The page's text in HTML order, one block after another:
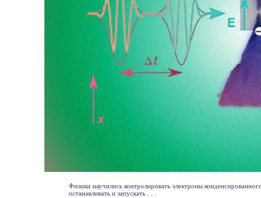
Физики научились контролировать электроны
останавливать и запускать . . .